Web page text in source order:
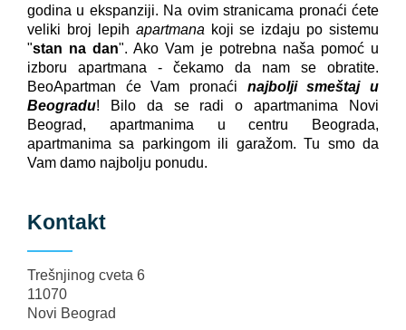
godina u ekspanziji. Na ovim stranicama pronaći ćete
veliki broj lepih apartmana koji se izdaju po sistemu
"stan na dan". Ako Vam je potrebna naša pomoć u
izboru apartmana - čekamo da nam se obratite.
BeoApartman će Vam pronaći najbolji smeštaj u
Beogradu! Bilo da se radi o apartmanima Novi
Beograd, apartmanima u centru Beograda,
apartmanima sa parkingom ili garažom. Tu smo da
Vam damo najbolju ponudu.
Kontakt
Trešnjinog cveta 6
11070
Novi Beograd